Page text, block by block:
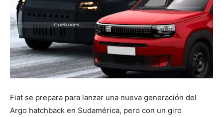
Fiat se prepara para lanzar una nueva generación del
Argo hatchback en Sudamérica, pero con un giro